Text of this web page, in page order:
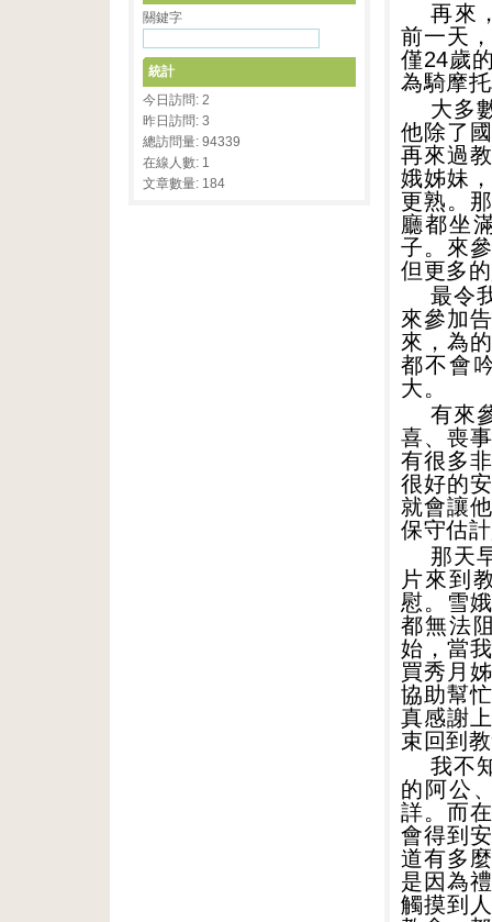
再來
前一天
僅24歲
為騎摩
大多
他除了
再來過
娥姊妹
更熟。
廳都坐
子。來
但更多
最令
來參加
來，為
都不會
大。
有來
喜、喪
有很多
很好的
就會讓
保守估
那天
片來到
慰。雪
都無法
始，當
買秀月
協助幫
真感謝
束回到
我不
的阿公
詳。而
會得到
道有多
是因為
觸摸到
關鍵字
統計
今日訪問: 2
昨日訪問: 3
總訪問量: 94339
在線人數: 1
文章數量: 184